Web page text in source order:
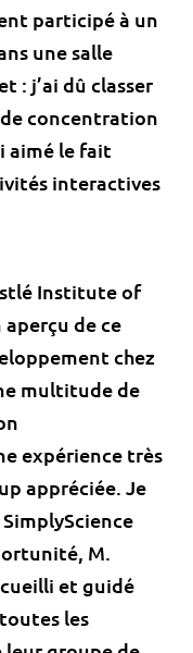
participé à un
une salle
: j’ai dû classer
concentration
aimé le fait
interactives
Institute of
aperçu de ce
chez
multitude de
expérience très
appréciée. Je
M.
et guidé
les